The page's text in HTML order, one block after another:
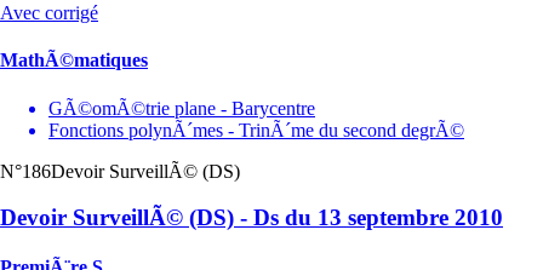
Avec corrigé
MathÃ©matiques
GÃ©omÃ©trie plane - Barycentre
Fonctions polynÃ´mes - TrinÃ´me du second degrÃ©
N°186Devoir SurveillÃ© (DS)
Devoir SurveillÃ© (DS) - Ds du 13 septembre 2010